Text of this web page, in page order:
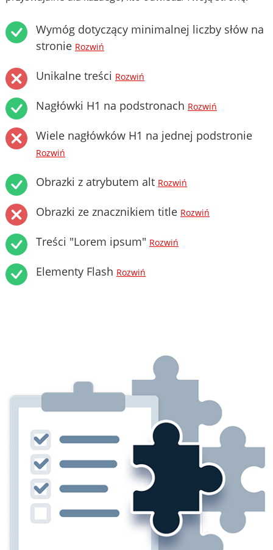
Wymóg dotyczący minimalnej liczby słów na
stronie Rozwiń
Unikalne treści Rozwiń
Nagłówki H1 na podstronach Rozwiń
Wiele nagłówków H1 na jednej podstronie
Rozwiń
Obrazki z atrybutem alt Rozwiń
Obrazki ze znacznikiem title Rozwiń
Treści "Lorem ipsum" Rozwiń
Elementy Flash Rozwiń